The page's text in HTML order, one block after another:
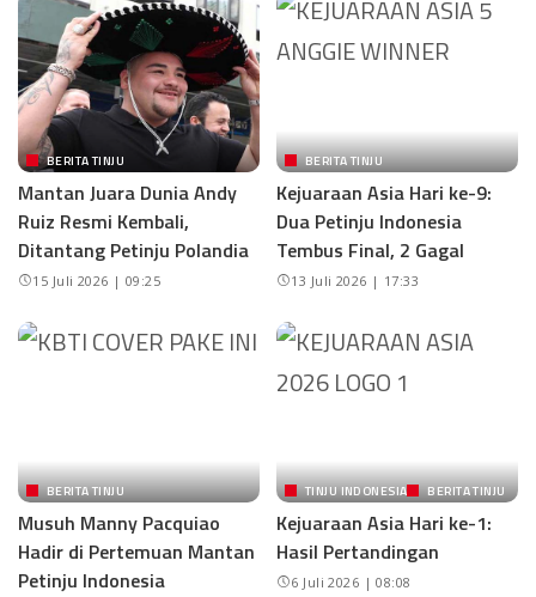
BERITA TINJU
Mantan Juara Dunia Andy
Ruiz Resmi Kembali,
Ditantang Petinju Polandia
15 Juli 2026 | 09:25
BERITA TINJU
Kejuaraan Asia Hari ke-9:
Dua Petinju Indonesia
Tembus Final, 2 Gagal
13 Juli 2026 | 17:33
BERITA TINJU
Musuh Manny Pacquiao
Hadir di Pertemuan Mantan
Petinju Indonesia
TINJU INDONESIA BERITA TINJU
Kejuaraan Asia Hari ke-1:
Hasil Pertandingan
6 Juli 2026 | 08:08